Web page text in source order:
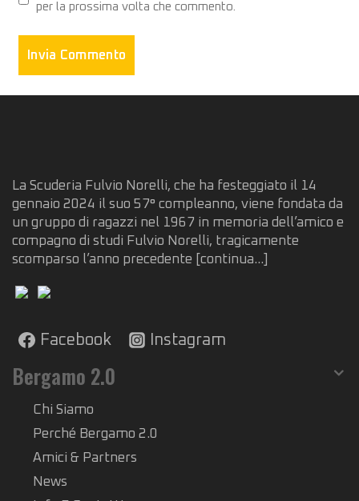
per la prossima volta che commento.
La Scuderia Fulvio Norelli, che ha festeggiato il 14
gennaio 2024 il suo 57° compleanno, viene fondata da
un gruppo di ragazzi nel 1967 in memoria dell’amico e
compagno di studi Fulvio Norelli, tragicamente
scomparso l’anno precedente
[continua...]
Facebook Instagram
Bergamo 2.0
Chi Siamo
Perché Bergamo 2.0
Amici & Partners
News